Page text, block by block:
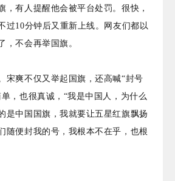
，有人提醒他会被平台处罚。很快，
过10分钟后又重新上线。网友们都以
，不会再举国旗。
宋爽不仅又举起国旗，还高喊“封号
，也很真诚，“我是中国人，为什么
是中国国旗，我就要让五星红旗飘扬
随便封我的号，我根本不在乎，也根